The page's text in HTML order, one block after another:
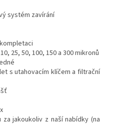
systém zavírání
25, 50, 100, 150 a 300 mikronů
s utahovacím klíčem a filtrační
jakoukoliv z naší nabídky (na